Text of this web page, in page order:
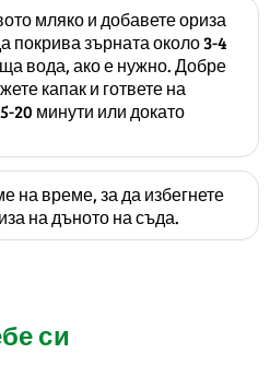
мляко и добавете ориза
покрива зърната около 3-4
вода, ако е нужно. Добре
капак и гответе на
20 минути или докато
на време, за да избегнете
на дъното на съда.
си